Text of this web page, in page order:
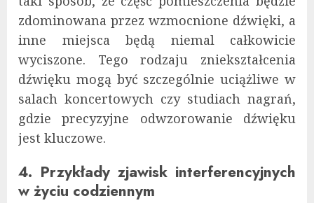
zdominowana przez wzmocnione dźwięki, a
inne miejsca będą niemal całkowicie
wyciszone. Tego rodzaju zniekształcenia
dźwięku mogą być szczególnie uciążliwe w
salach koncertowych czy studiach nagrań,
gdzie precyzyjne odwzorowanie dźwięku
jest kluczowe.
4. Przykłady zjawisk interferencyjnych
w życiu codziennym